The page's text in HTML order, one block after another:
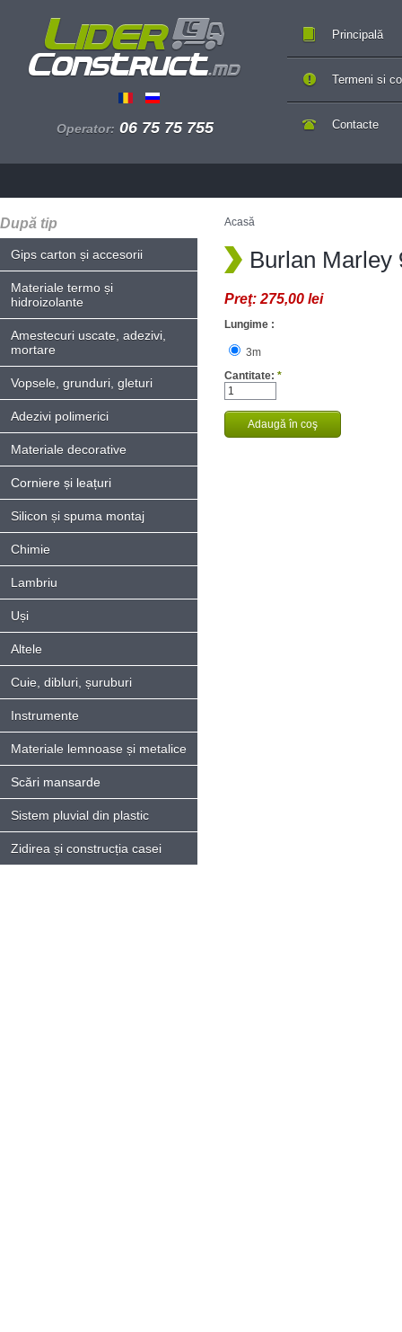
Operator: 06 75 75 755
Principală
Contacte
Termeni si
După tip
Gips carton și accesorii
Materiale termo și
hidroizolante
Amestecuri uscate, adezivi,
mortare
Vopsele, grunduri, gleturi
Adezivi polimerici
Materiale decorative
Corniere și leațuri
Silicon și spuma montaj
Chimie
Lambriu
Uși
Altele
Cuie, dibluri, șuruburi
Instrumente
Materiale lemnoase și metalice
Scări mansarde
Sistem pluvial din plastic
Zidirea și construcția casei
Acasă
Burlan Marley
Preţ: 275,00 lei
Lungime :
3m
Cantitate: *